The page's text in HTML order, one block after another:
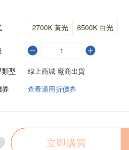
2700K 黃光 6500K 白光
型
線上商城 廠商出貨
查看適用折價券
立即購買